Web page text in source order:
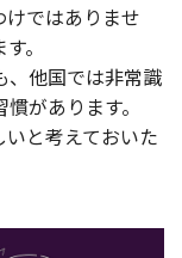
ではありませ
。
、他国では非常識
があります。
と考えておいた